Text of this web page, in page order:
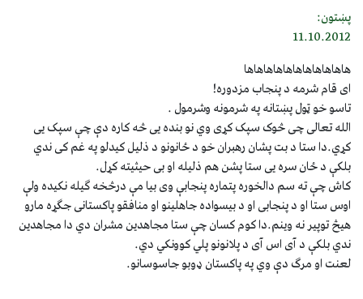
پښتون:
11.10.2012
هاهاهاهاهاهاهاهاهاهاها
ای قام شرمه د پنجاب مزدوره!
تاسو خو ټول پښتانه په شرمونه وشرمول .
الله تعالی چی څوک سپک کړی وي نو بنده یی څه کاره دې چې سپک یی
کړي.دا ستا د بت پشان رهبران خو د ځانونو د ذلیل کیدلو په غم کی ندي
بلکې د ځان سره یی ستا پشن هم ذلیله او بی حیثیته کړل.
کاش چې ته سم دالخوره پتماره پنجابې وی بیا مې درڅخه ګیله نکیده ولې
اوس ستا او د پنجابی او د بیسواده جاهلینو او منافقو پاکستانی جګړه مارو
هیڅ توپیر نه وینم.دا کوم کسان چې ستا مجاهدین مشران دي دا مجاهدین
ندي بلکې د آی اس آی د پلانونو پلي کوونکي دي.
لعنت او مرګ دې وي په پاکستان ډوبو جاسوسانو.